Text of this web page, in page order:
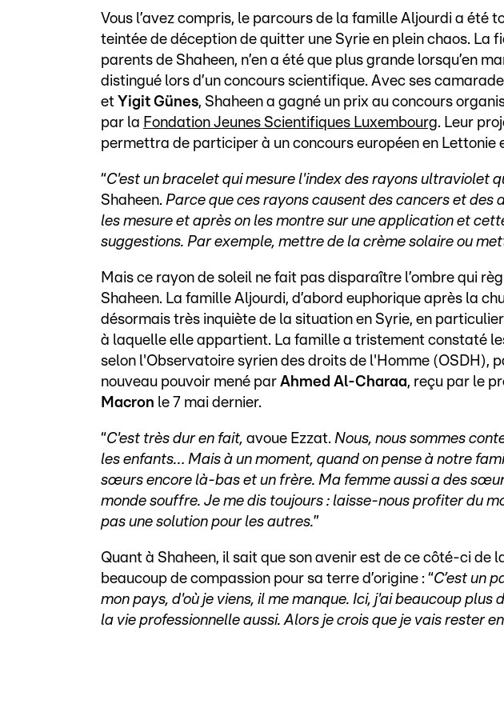
Vous l’avez compris, le parcours de la famille Aljourdi a été
teintée de déception de quitter une Syrie en plein chaos. La
parents de Shaheen, n’en a été que plus grande lorsqu’en
distingué lors d’un concours scientifique. Avec ses
et Yigit Günes, Shaheen a gagné un prix au concours
par la Fondation Jeunes Scientifiques Luxembourg. Leur
permettra de participer à un concours européen en Lettonie
“C'est un bracelet qui mesure l'index des rayons ultraviolet
Shaheen. Parce que ces rayons causent des cancers et des
les mesure et après on les montre sur une application et
suggestions. Par exemple, mettre de la crème solaire ou
Mais ce rayon de soleil ne fait pas disparaître l’ombre qui
Shaheen. La famille Aljourdi, d’abord euphorique après la
désormais très inquiète de la situation en Syrie, en
à laquelle elle appartient. La famille a tristement constaté
selon l'Observatoire syrien des droits de l'Homme (OSDH),
nouveau pouvoir mené par Ahmed Al-Charaa, reçu par le
Macron le 7 mai dernier.
“C'est très dur en fait, avoue Ezzat. Nous, nous sommes
les enfants… Mais à un moment, quand on pense à notre
sœurs encore là-bas et un frère. Ma femme aussi a des
monde souffre. Je me dis toujours : laisse-nous profiter du
pas une solution pour les autres.”
Quant à Shaheen, il sait que son avenir est de ce côté-ci de
beaucoup de compassion pour sa terre d’origine : “C’est un
mon pays, d'où je viens, il me manque. Ici, j'ai beaucoup plus
la vie professionnelle aussi. Alors je crois que je vais rester en